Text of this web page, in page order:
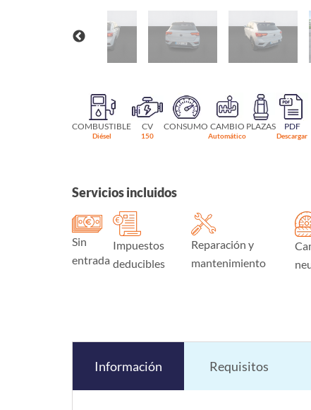
COMBUSTIBLE
Diésel
CV
150
CONSUMO CAMBIO
Automático
PLAZAS PDF
Descargar
Servicios incluidos
Sin
entrada
Impuestos
deducibles
Reparación y
mantenimiento
Información Requisitos